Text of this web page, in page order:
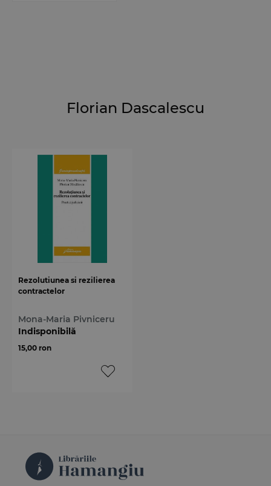
Florian Dascalescu
Rezolutiunea si rezilierea
contractelor
Mona-Maria Pivniceru
Indisponibilă
15,00 ron